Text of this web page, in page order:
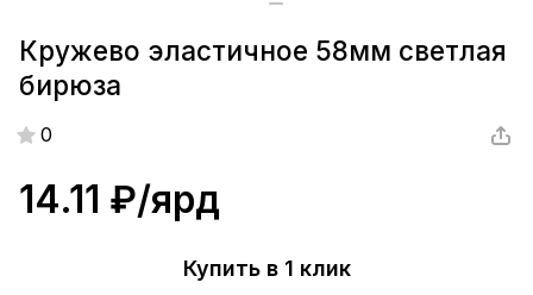
Кружево эластичное 58мм светлая
бирюза
0
14.11 ₽/ярд
Купить в 1 клик